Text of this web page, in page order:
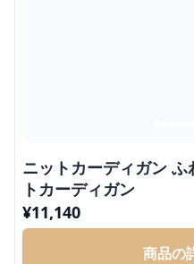
ニットカーディガン
トカーディガン
¥11,140
商品の